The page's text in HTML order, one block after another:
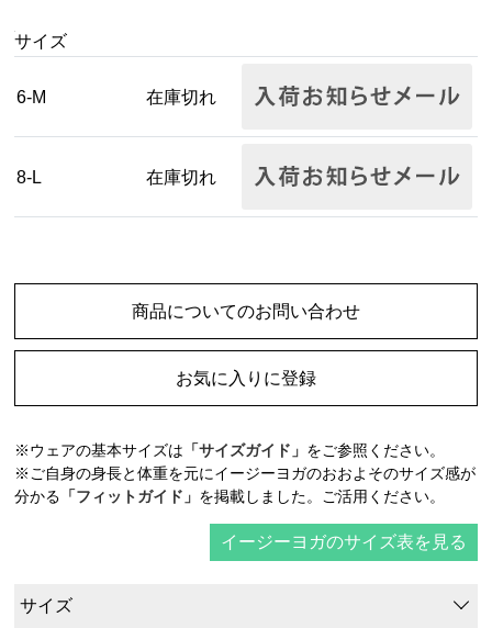
サイズ
6-M 在庫切れ
8-L 在庫切れ
商品についてのお問い合わせ
お気に入りに登録
※ウェアの基本サイズは 「サイズガイド」 をご参照ください。
※ご自身の身長と体重を元にイージーヨガのおおよそのサイズ感が
分かる 「フィットガイド」 を掲載しました。ご活用ください。
イージーヨガのサイズ表を見る
サイズ